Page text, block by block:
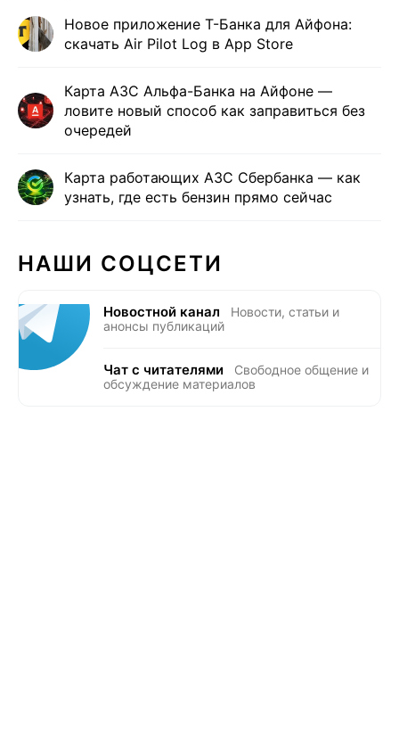
Новое приложение Т-Банка для Айфона:
скачать Air Pilot Log в App Store
Карта АЗС Альфа-Банка на Айфоне —
ловите новый способ как заправиться без
очередей
Карта работающих АЗС Сбербанка — как
узнать, где есть бензин прямо сейчас
НАШИ СОЦСЕТИ
Новостной канал
Новости, статьи и
анонсы публикаций
Чат с читателями
Свободное общение и
обсуждение материалов